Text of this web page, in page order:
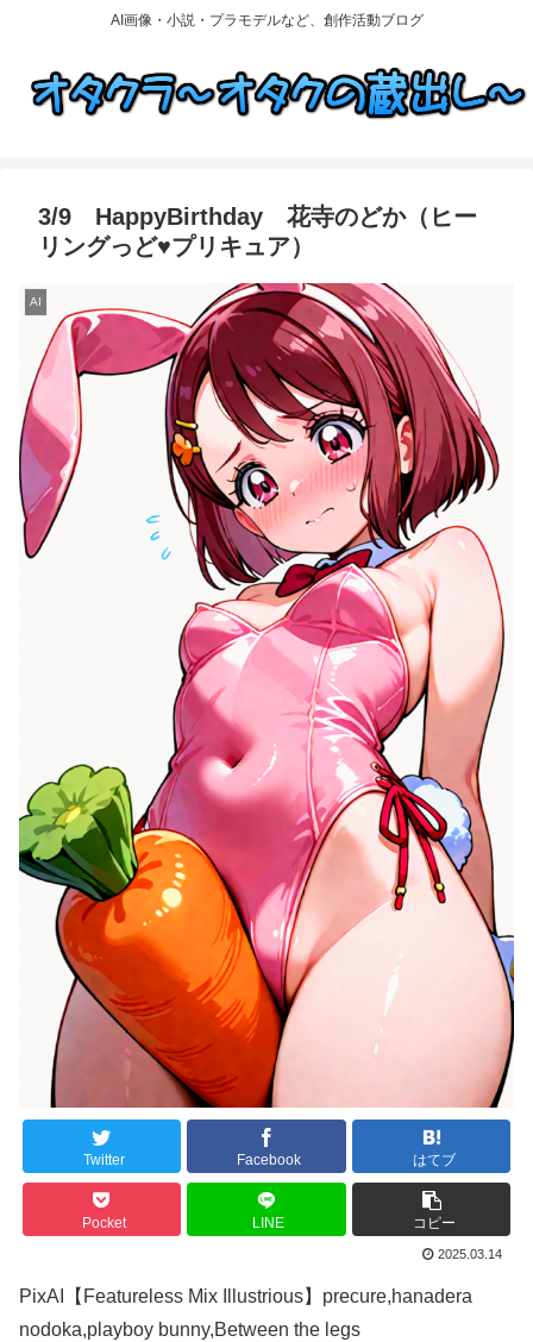
AI画像・小説・プラモデルなど、創作活動ブログ
3/9 HappyBirthday 花寺のどか（ヒー
リングっど♥プリキュア）
AI
Twitter Facebook はてブ
Pocket LINE コピー
2025.03.14
PixAI【Featureless Mix Illustrious】precure,hanadera
nodoka,playboy bunny,Between the legs